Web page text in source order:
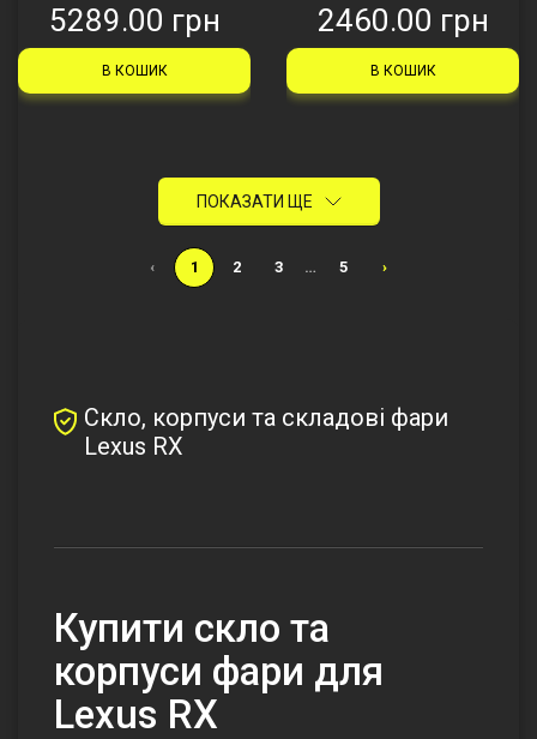
5289.00 грн
В КОШИК
2460.00 грн
В КОШИК
ПОКАЗАТИ ЩЕ
‹ 1 2 3 … 5 ›
Скло, корпуси та складові фари
Lexus RX
Купити cкло та
корпуси фари для
Lexus RX